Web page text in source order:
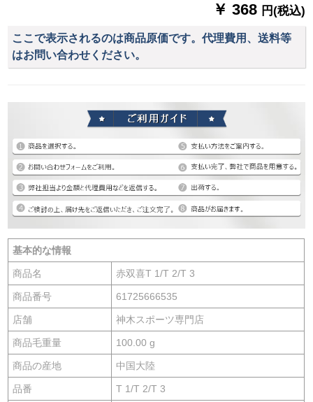
￥ 368 円(税込)
ここで表示されるのは商品原価です。代理費用、送料等
はお問い合わせください。
基本的な情報
商品名 赤双喜T 1/T 2/T 3
商品番号 61725666535
店舗 神木スポーツ専門店
商品毛重量 100.00 g
商品の産地 中国大陸
品番 T 1/T 2/T 3